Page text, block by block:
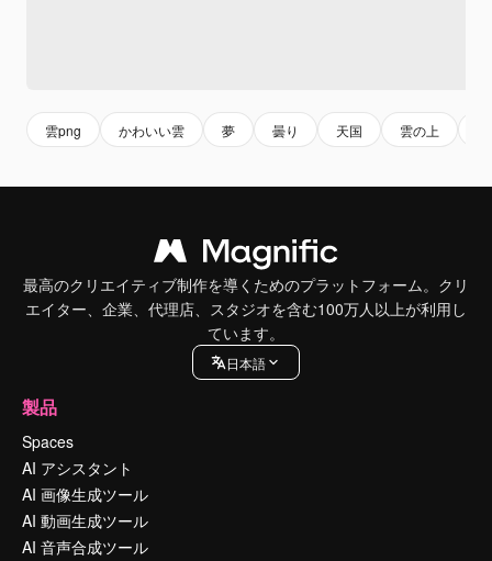
雲png かわいい雲 夢 曇り 天国 雲の上
最高のクリエイティブ制作を導くためのプラットフォーム。クリ
エイター、企業、代理店、スタジオを含む100万人以上が利用し
ています。
日本語
製品
Spaces
AI アシスタント
AI 画像生成ツール
AI 動画生成ツール
AI 音声合成ツール